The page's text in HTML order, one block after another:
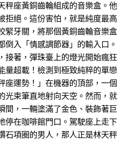
秤座黃銅齒輪組成的音樂盒。他
拒絕。這份害怕，就是純度最高
緊牙關，將那個黃銅齒輪音樂盒
倒入「情感調節器」的輸入口。
接著，彈珠臺上的燈光開始瘋狂
量超載！檢測到極致純粹的單戀
座運勢！」在機器的頂部，一個
光束筆直地射向天空。然而，就
間，一輛塗滿了金色、裝飾著巨
停在咖啡館門口。駕駛座上走下
石項圈的男人，那人正是林天秤